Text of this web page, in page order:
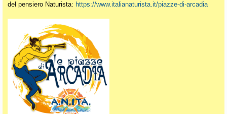
del pensiero Naturista: https://www.italianaturista.it/piazze-di-arcadia